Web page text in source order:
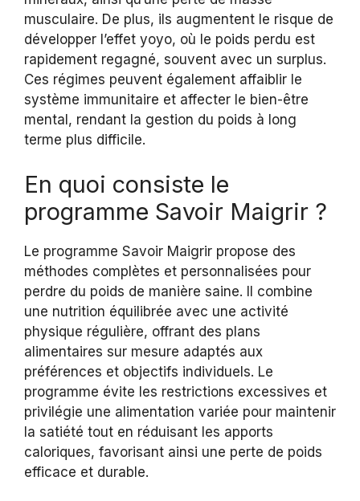
musculaire. De plus, ils augmentent le risque de
développer l’effet yoyo, où le poids perdu est
rapidement regagné, souvent avec un surplus.
Ces régimes peuvent également affaiblir le
système immunitaire et affecter le bien-être
mental, rendant la gestion du poids à long
terme plus difficile.
En quoi consiste le
programme Savoir Maigrir ?
Le programme Savoir Maigrir propose des
méthodes complètes et personnalisées pour
perdre du poids de manière saine. Il combine
une nutrition équilibrée avec une activité
physique régulière, offrant des plans
alimentaires sur mesure adaptés aux
préférences et objectifs individuels. Le
programme évite les restrictions excessives et
privilégie une alimentation variée pour maintenir
la satiété tout en réduisant les apports
caloriques, favorisant ainsi une perte de poids
efficace et durable.